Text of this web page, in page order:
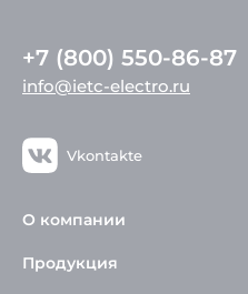
+7 (800) 550-86-87
info@ietc-electro.ru
Vkontakte
О компании
Продукция